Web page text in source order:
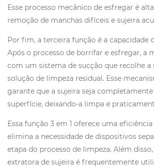
Esse processo mecânico de esfregar é
remoção de manchas difíceis e sujeira
Por fim, a terceira função é a capacidade
Após o processo de borrifar e esfregar, a
com um sistema de sucção que recolhe a
solução de limpeza residual. Esse
garante que a sujeira seja
superfície, deixando-a limpa e
Essa função 3 em 1 oferece uma
elimina a necessidade de dispositivos
etapa do processo de limpeza. Além
extratora de sujeira é frequentemente